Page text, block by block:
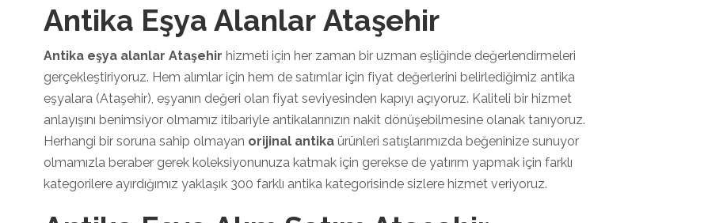
Antika Eşya Alanlar Ataşehir
Antika eşya alanlar Ataşehir hizmeti için her zaman bir uzman eşliğinde değerlendirmeleri
gerçekleştiriyoruz. Hem alımlar için hem de satımlar için fiyat değerlerini belirlediğimiz antika
eşyalara (Ataşehir), eşyanın değeri olan fiyat seviyesinden kapıyı açıyoruz. Kaliteli bir hizmet
anlayışını benimsiyor olmamız itibariyle antikalarınızın nakit dönüşebilmesine olanak tanıyoruz.
Herhangi bir soruna sahip olmayan orijinal antika ürünleri satışlarımızda beğeninize sunuyor
olmamızla beraber gerek koleksiyonunuza katmak için gerekse de yatırım yapmak için farklı
kategorilere ayırdığımız yaklaşık 300 farklı antika kategorisinde sizlere hizmet veriyoruz.